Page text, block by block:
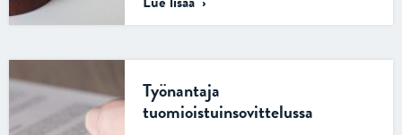
Työnantaja
tuomioistuinsovittelussa